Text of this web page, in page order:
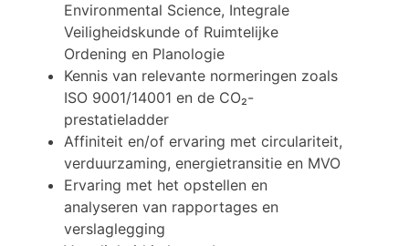
Environmental Science, Integrale
Veiligheidskunde of Ruimtelijke
Ordening en Planologie
Kennis van relevante normeringen zoals
ISO 9001/14001 en de CO₂-
prestatieladder
Affiniteit en/of ervaring met circulariteit,
verduurzaming, energietransitie en MVO
Ervaring met het opstellen en
analyseren van rapportages en
verslaglegging